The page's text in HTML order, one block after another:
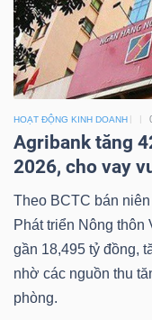
HOẠT ĐỘNG KINH DOANH
Agribank tăng
2026, cho vay
Theo BCTC bán
Phát triển Nông
gần 18,495 tỷ đồng,
nhờ các nguồn thu
phòng.